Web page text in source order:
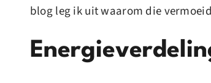
blog leg ik uit waarom die